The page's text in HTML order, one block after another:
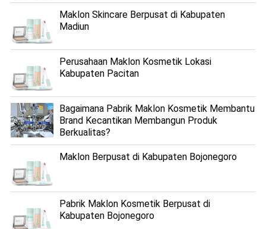
Maklon Skincare Berpusat di Kabupaten
Madiun
Perusahaan Maklon Kosmetik Lokasi
Kabupaten Pacitan
Bagaimana Pabrik Maklon Kosmetik Membantu
Brand Kecantikan Membangun Produk
Berkualitas?
Maklon Berpusat di Kabupaten Bojonegoro
Pabrik Maklon Kosmetik Berpusat di
Kabupaten Bojonegoro